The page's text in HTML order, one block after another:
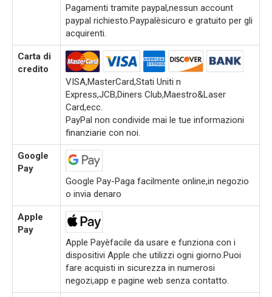
Pagamenti tramite paypal,nessun account
paypal richiesto.Paypalèsicuro e gratuito per gli
acquirenti.
Carta di
credito
VISA,MasterCard,Stati Uniti n
Express,JCB,Diners Club,Maestro&Laser
Card,ecc.
PayPal non condivide mai le tue informazioni
finanziarie con noi.
Google
Pay
Google Pay-Paga facilmente online,in negozio
o invia denaro
Apple
Pay
Apple Payèfacile da usare e funziona con i
dispositivi Apple che utilizzi ogni giorno.Puoi
fare acquisti in sicurezza in numerosi
negozi,app e pagine web senza contatto.